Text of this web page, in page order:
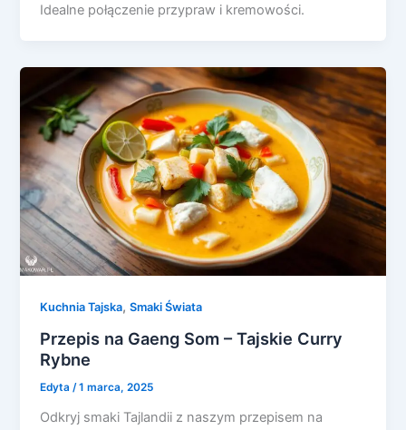
Idealne połączenie przypraw i kremowości.
Kuchnia Tajska,Smaki Świata
Przepis na Gaeng Som – Tajskie Curry
Rybne
Edyta /1 marca, 2025
Odkryj smaki Tajlandii z naszym przepisem na